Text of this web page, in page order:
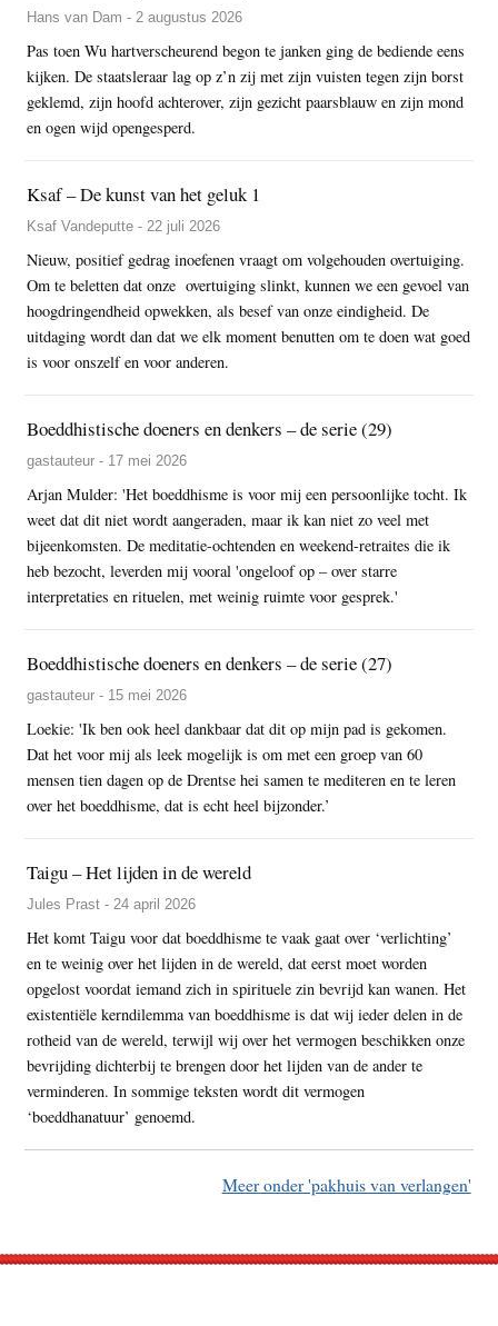
Hans van Dam - 2 augustus 2026
Pas toen Wu hartverscheurend begon te janken ging de bediende eens
kijken. De staatsleraar lag op z’n zij met zijn vuisten tegen zijn borst
geklemd, zijn hoofd achterover, zijn gezicht paarsblauw en zijn mond
en ogen wijd opengesperd.
Ksaf – De kunst van het geluk 1
Ksaf Vandeputte - 22 juli 2026
Nieuw, positief gedrag inoefenen vraagt om volgehouden overtuiging.
Om te beletten dat onze overtuiging slinkt, kunnen we een gevoel van
hoogdringendheid opwekken, als besef van onze eindigheid. De
uitdaging wordt dan dat we elk moment benutten om te doen wat goed
is voor onszelf en voor anderen.
Boeddhistische doeners en denkers – de serie (29)
gastauteur - 17 mei 2026
Arjan Mulder: 'Het boeddhisme is voor mij een persoonlijke tocht. Ik
weet dat dit niet wordt aangeraden, maar ik kan niet zo veel met
bijeenkomsten. De meditatie-ochtenden en weekend-retraites die ik
heb bezocht, leverden mij vooral 'ongeloof op – over starre
interpretaties en rituelen, met weinig ruimte voor gesprek.'
Boeddhistische doeners en denkers – de serie (27)
gastauteur - 15 mei 2026
Loekie: 'Ik ben ook heel dankbaar dat dit op mijn pad is gekomen.
Dat het voor mij als leek mogelijk is om met een groep van 60
mensen tien dagen op de Drentse hei samen te mediteren en te leren
over het boeddhisme, dat is echt heel bijzonder.’
Taigu – Het lijden in de wereld
Jules Prast - 24 april 2026
Het komt Taigu voor dat boeddhisme te vaak gaat over ‘verlichting’
en te weinig over het lijden in de wereld, dat eerst moet worden
opgelost voordat iemand zich in spirituele zin bevrijd kan wanen. Het
existentiële kerndilemma van boeddhisme is dat wij ieder delen in de
rotheid van de wereld, terwijl wij over het vermogen beschikken onze
bevrijding dichterbij te brengen door het lijden van de ander te
verminderen. In sommige teksten wordt dit vermogen
‘boeddhanatuur’ genoemd.
Meer onder 'pakhuis van verlangen'